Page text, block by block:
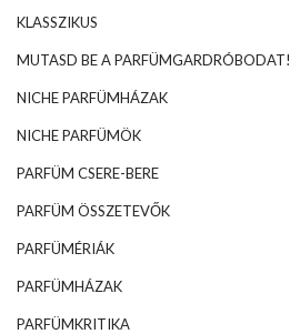
KLASSZIKUS
MUTASD BE A PARFÜMGARDRÓBODAT!
NICHE PARFÜMHÁZAK
NICHE PARFÜMÖK
PARFÜM CSERE-BERE
PARFÜM ÖSSZETEVŐK
PARFÜMÉRIÁK
PARFÜMHÁZAK
PARFÜMKRITIKA